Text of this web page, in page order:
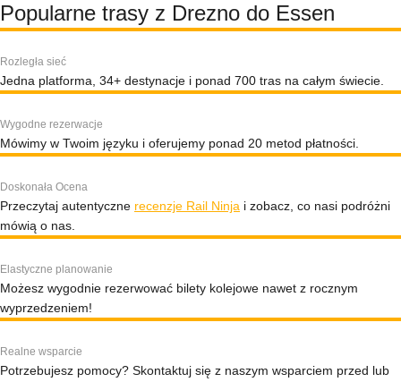
Popularne trasy z Drezno do Essen
Rozległa sieć
Jedna platforma, 34+ destynacje i ponad 700 tras na całym świecie.
Wygodne rezerwacje
Mówimy w Twoim języku i oferujemy ponad 20 metod płatności.
Doskonała Ocena
Przeczytaj autentyczne recenzje Rail Ninja i zobacz, co nasi podróżni
mówią o nas.
Elastyczne planowanie
Możesz wygodnie rezerwować bilety kolejowe nawet z rocznym
wyprzedzeniem!
Realne wsparcie
Potrzebujesz pomocy? Skontaktuj się z naszym wsparciem przed lub